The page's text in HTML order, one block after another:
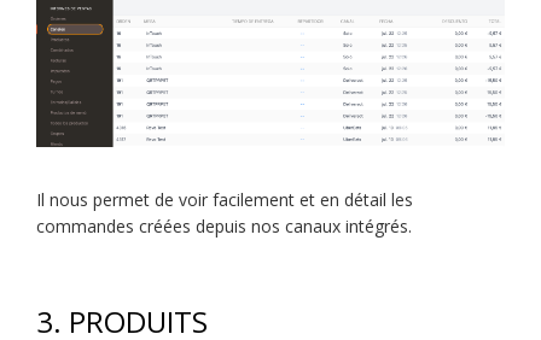
Il nous permet de voir facilement et en détail les
commandes créées depuis nos canaux intégrés.
3. PRODUITS